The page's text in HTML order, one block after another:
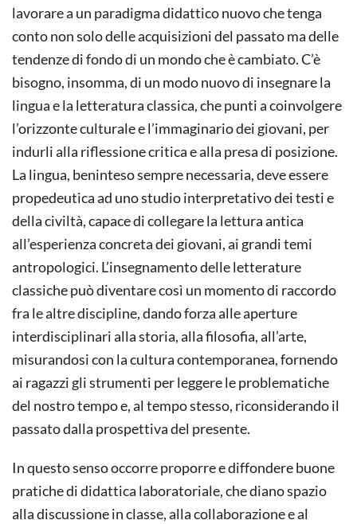
lavorare a un paradigma didattico nuovo che tenga
conto non solo delle acquisizioni del passato ma delle
tendenze di fondo di un mondo che è cambiato. C’è
bisogno, insomma, di un modo nuovo di insegnare la
lingua e la letteratura classica, che punti a coinvolgere
l’orizzonte culturale e l’immaginario dei giovani, per
indurli alla riflessione critica e alla presa di posizione.
La lingua, beninteso sempre necessaria, deve essere
propedeutica ad uno studio interpretativo dei testi e
della civiltà, capace di collegare la lettura antica
all’esperienza concreta dei giovani, ai grandi temi
antropologici. L’insegnamento delle letterature
classiche può diventare così un momento di raccordo
fra le altre discipline, dando forza alle aperture
interdisciplinari alla storia, alla filosofia, all’arte,
misurandosi con la cultura contemporanea, fornendo
ai ragazzi gli strumenti per leggere le problematiche
del nostro tempo e, al tempo stesso, riconsiderando il
passato dalla prospettiva del presente.
In questo senso occorre proporre e diffondere buone
pratiche di didattica laboratoriale, che diano spazio
alla discussione in classe, alla collaborazione e al